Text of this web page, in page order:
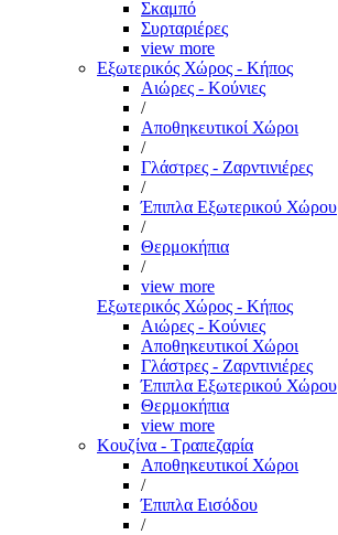
Σκαμπό
Συρταριέρες
view more
Εξωτερικός Χώρος - Κήπος
Αιώρες - Κούνιες
/
Αποθηκευτικοί Χώροι
/
Γλάστρες - Ζαρντινιέρες
/
Έπιπλα Εξωτερικού Χώρου
/
Θερμοκήπια
/
view more
Εξωτερικός Χώρος - Κήπος
Αιώρες - Κούνιες
Αποθηκευτικοί Χώροι
Γλάστρες - Ζαρντινιέρες
Έπιπλα Εξωτερικού Χώρου
Θερμοκήπια
view more
Κουζίνα - Τραπεζαρία
Αποθηκευτικοί Χώροι
/
Έπιπλα Εισόδου
/